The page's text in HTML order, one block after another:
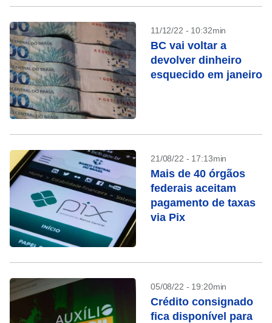
11/12/22 - 10:32min
BC vai voltar a
devolver dinheiro
esquecido em janeiro
21/08/22 - 17:13min
Mais de 40 órgãos
federais aceitam
pagamento de taxas
via Pix
05/08/22 - 19:20min
Crédito consignado
fica disponível para